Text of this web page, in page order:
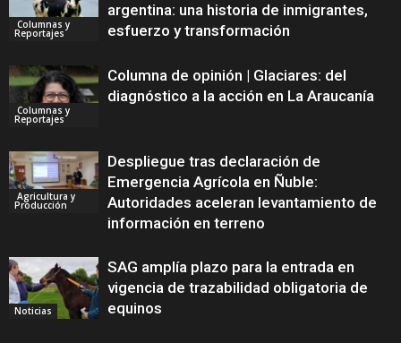
Columnas y
Reportajes
argentina: una historia de inmigrantes,
esfuerzo y transformación
Columnas y
Reportajes
Columna de opinión | Glaciares: del
diagnóstico a la acción en La Araucanía
Agricultura y
Producción
Despliegue tras declaración de
Emergencia Agrícola en Ñuble:
Autoridades aceleran levantamiento de
información en terreno
Noticias
SAG amplía plazo para la entrada en
vigencia de trazabilidad obligatoria de
equinos